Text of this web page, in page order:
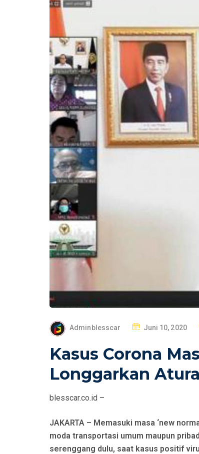
Adminblesscar
S
E
Juni 10, 2020
Kasus Corona
Longgarkan
blesscar.co.id –
JAKARTA – Memasuki masa ‘new
moda transportasi umum maupun
serenggang dulu, saat kasus positif